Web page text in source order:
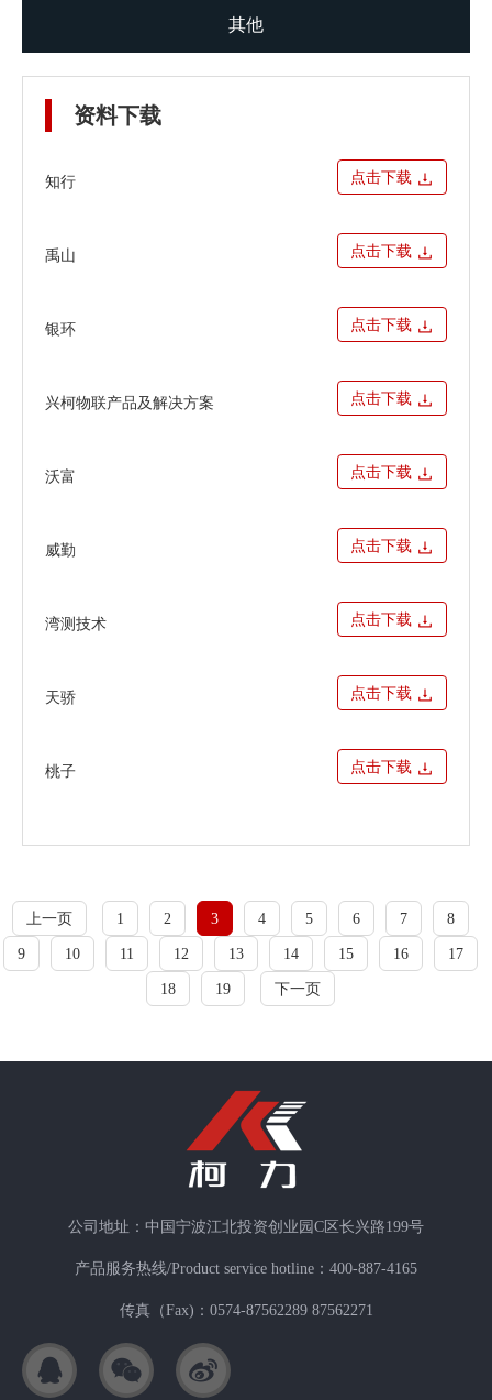
其他
资料下载
知行 点击下载
禹山 点击下载
银环 点击下载
兴柯物联产品及解决方案 点击下载
沃富 点击下载
威勤 点击下载
湾测技术 点击下载
天骄 点击下载
桃子 点击下载
上一页 1 2 3 4 5 6 7 8
9 10 11 12 13 14 15 16 17
18 19 下一页
公司地址：中国宁波江北投资创业园C区长兴路199号
产品服务热线/Product service hotline：400-887-4165
传真（Fax)：0574-87562289 87562271